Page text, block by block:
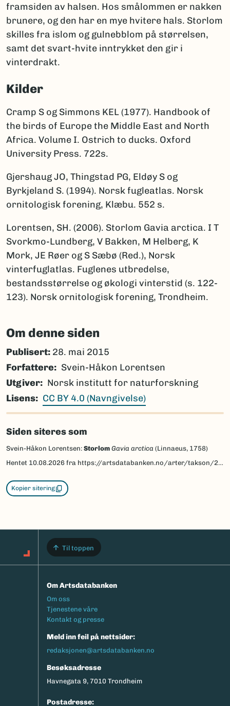
framsiden av halsen. Hos smålommen er nakken
brunere, og den har en mye hvitere hals. Storlom
skilles fra islom og gulnebblom på størrelsen,
samt det svart-hvite inntrykket den gir i
vinterdrakt.
Kilder
Cramp S og Simmons KEL (1977). Handbook of
the birds of Europe the Middle East and North
Africa. Volume I. Ostrich to ducks. Oxford
University Press. 722s.
Gjershaug JO, Thingstad PG, Eldøy S og
Byrkjeland S. (1994). Norsk fugleatlas. Norsk
ornitologisk forening, Klæbu. 552 s.
Lorentsen, SH. (2006). Storlom Gavia arctica. I T
Svorkmo-Lundberg, V Bakken, M Helberg, K
Mork, JE Røer og S Sæbø (Red.), Norsk
vinterfuglatlas. Fuglenes utbredelse,
bestandsstørrelse og økologi vinterstid (s. 122-
123). Norsk ornitologisk forening, Trondheim.
Om denne siden
Publisert: 28. mai 2015
Forfattere
Svein-Håkon Lorentsen
Utgiver
Norsk institutt for naturforskning
Lisens
CC BY 4.0 (Navngivelse)
Siden siteres som
Svein-Håkon Lorentsen: Storlom Gavia arctica (Linnaeus, 1758)
Hentet 10.08.2026 fra https://artsdatabanken.no/arter/takson/203565/beskrivelse
Kopier sitering
Til toppen
Om Artsdatabanken
Footermeny
Om oss
Tjenestene våre
Kontakt og presse
Meld inn feil på nettsider:
redaksjonen@artsdatabanken.no
Besøksadresse
Havnegata 9, 7010 Trondheim
Postadresse: